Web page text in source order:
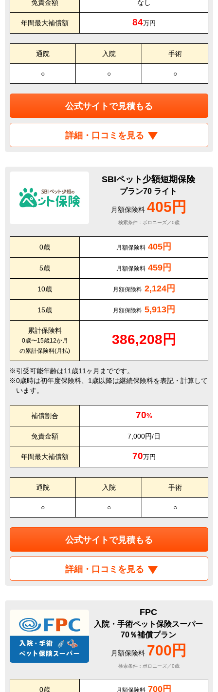
免責金額 なし
年間最大補償額 84万円
通院 入院 手術
○ ○ ○
公式サイトで見積もる
詳細・口コミを見る
SBIペット少額短期保険
プラン70 ライト
月額保険料 405円
検索条件：ボロニーズ／0歳
0歳 月額保険料 405円
5歳 月額保険料 459円
10歳 月額保険料 2,124円
15歳 月額保険料 5,913円
累計保険料
0歳〜15歳12か月
の累計保険料(月払)
386,208円
引受可能年齢は11歳11ヶ月までです。
0歳時は初年度保険料、1歳以降は継続保険料を表記・計算して
います。
補償割合 70%
免責金額 7,000円/日
年間最大補償額 70万円
通院 入院 手術
○ ○ ○
公式サイトで見積もる
詳細・口コミを見る
FPC
入院・手術ペット保険スーパー
70％補償プラン
月額保険料 700円
検索条件：ボロニーズ／0歳
0歳 月額保険料 700円